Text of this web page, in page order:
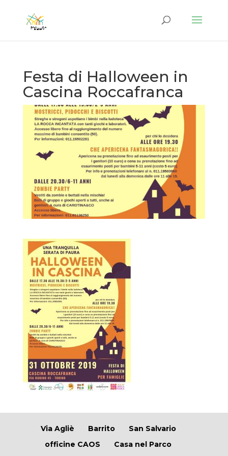
Festa di Halloween in
Cascina Roccafranca
Via Agliè Barrito
San Salvario
officine CAOS
Casa nel Parco